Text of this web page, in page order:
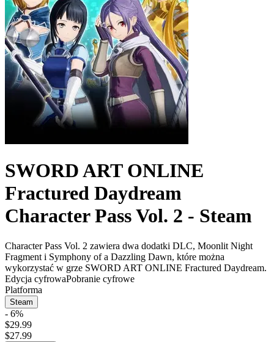
SWORD ART ONLINE
Fractured Daydream
Character Pass Vol. 2 - Steam
Character Pass Vol. 2 zawiera dwa dodatki DLC, Moonlit Night
Fragment i Symphony of a Dazzling Dawn, które można
wykorzystać w grze SWORD ART ONLINE Fractured Daydream.
Edycja cyfrowaPobranie cyfrowe
Platforma
Steam
- 6%
$29.99
$27.99